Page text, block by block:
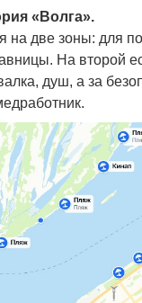
«Волга».
на две зоны: для
На второй
душ, а за